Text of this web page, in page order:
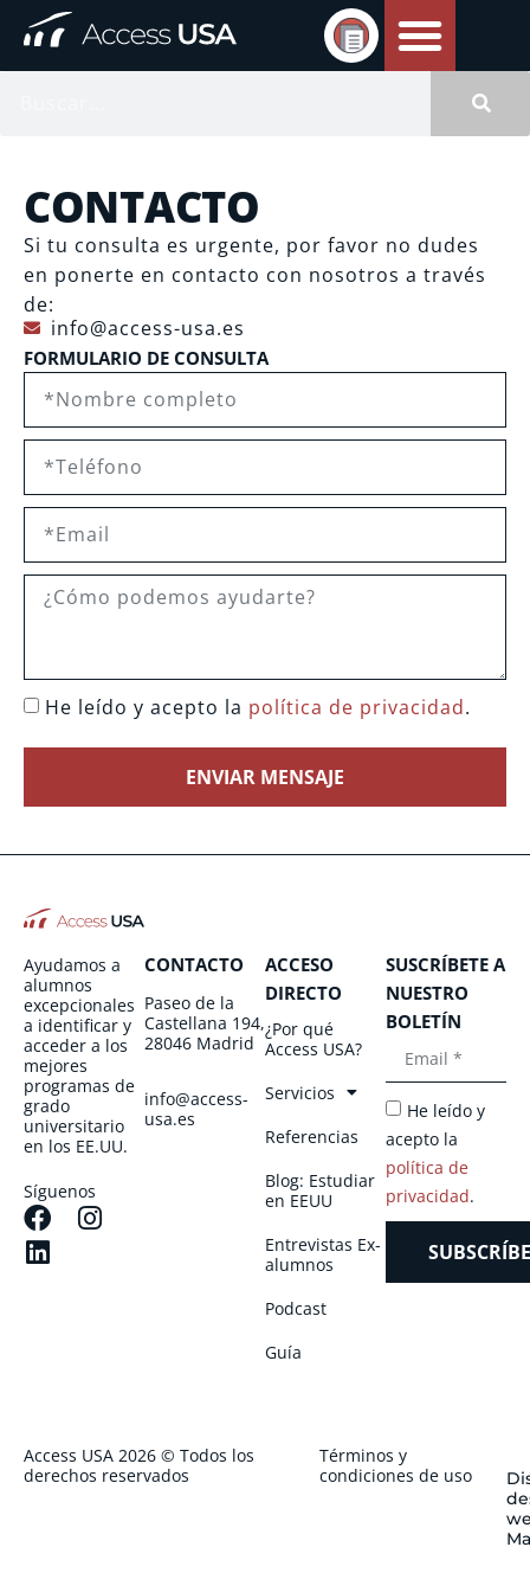
CONTACTO
Si tu consulta es urgente, por favor no dudes
en ponerte en contacto con nosotros a través
de:
info@access-usa.es
FORMULARIO DE CONSULTA
He leído y acepto la política de privacidad.
ENVIAR MENSAJE
Ayudamos a
alumnos
excepcionales
a identificar y
acceder a los
mejores
programas de
grado
universitario
en los EE.UU.
Síguenos
CONTACTO
Paseo de la
Castellana 194,
28046 Madrid
info@access-
usa.es
ACCESO
DIRECTO
¿Por qué
Access USA?
Servicios
Referencias
Blog: Estudiar
en EEUU
Entrevistas Ex-
alumnos
Podcast
Guía
SUSCRÍBETE A
NUESTRO
BOLETÍN
He leído y
acepto la
política de
privacidad.
Access USA 2026 © Todos los
derechos reservados
Términos y
condiciones de uso